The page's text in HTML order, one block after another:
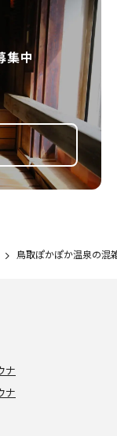
集中
鳥取ぽかぽか温泉の混
ナ
ナ